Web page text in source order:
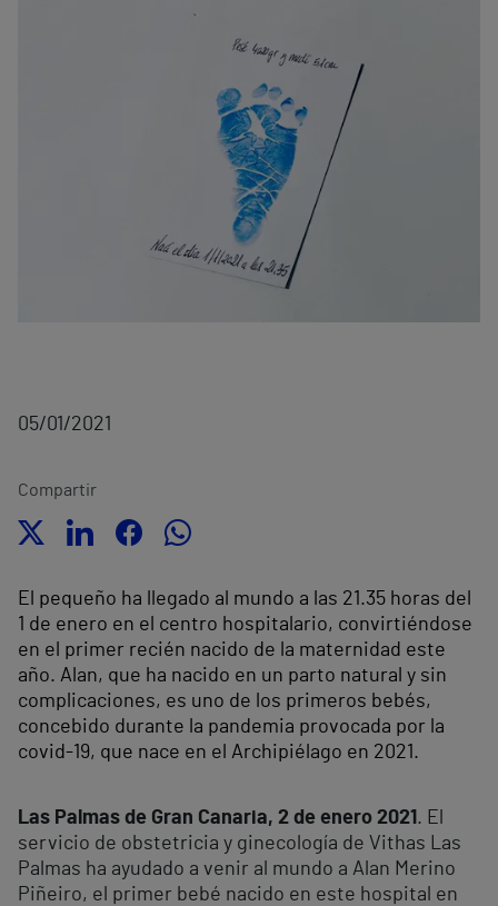
05/01/2021
Compartir
El pequeño ha llegado al mundo a las 21.35 horas del
1 de enero en el centro hospitalario, convirtiéndose
en el primer recién nacido de la maternidad este
año. Alan, que ha nacido en un parto natural y sin
complicaciones, es uno de los primeros bebés,
concebido durante la pandemia provocada por la
covid-19, que nace en el Archipiélago en 2021.
Las Palmas de Gran Canaria, 2 de enero 2021 . El
servicio de obstetricia y ginecología de Vithas Las
Palmas ha ayudado a venir al mundo a Alan Merino
Piñeiro, el primer bebé nacido en este hospital en